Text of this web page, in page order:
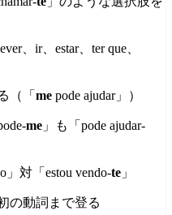
、ir、estar、ter que、
（「 me pode ajudar」）
me 」も「pode ajudar-
」対「estou vendo-te 」
の動詞まで登る